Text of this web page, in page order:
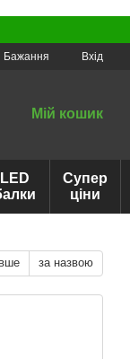
Бажання Вхід
Мій кошик
LED
Супер
ціни
за назвою